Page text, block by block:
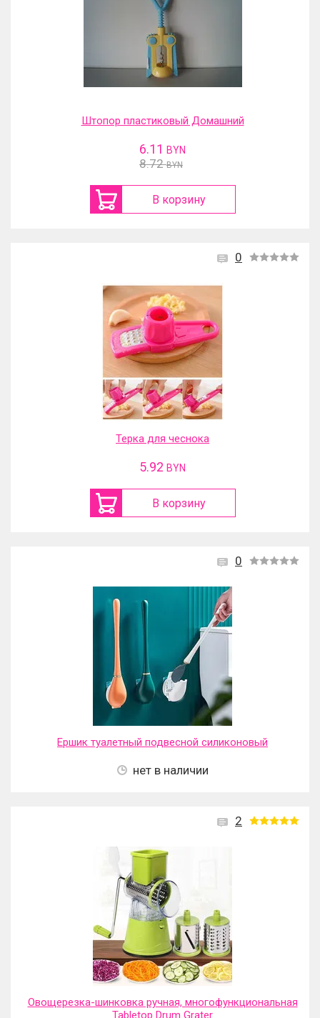
Штопор пластиковый Домашний
6.11 BYN
8.72 BYN
В корзину
0
Терка для чеснока
5.92 BYN
В корзину
0
Ершик туалетный подвесной силиконовый
нет в наличии
2
Овощерезка-шинковка ручная, многофункциональная
Tabletop Drum Grater